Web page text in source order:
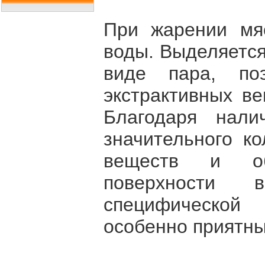
При жарении
воды.
виде пара,
экстрактивных
Благодаря
значительного
веществ и
особенно